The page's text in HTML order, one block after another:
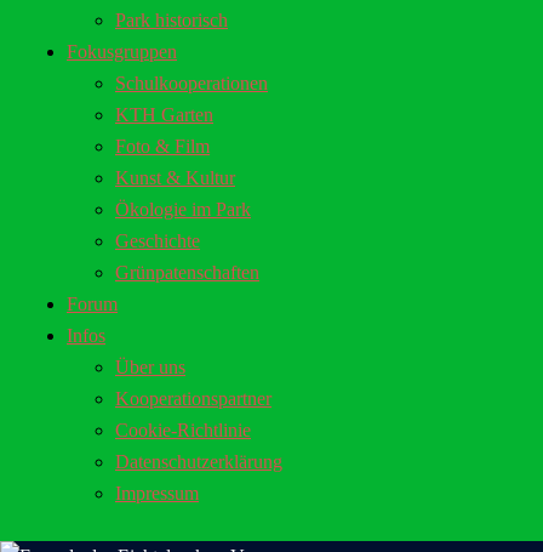
Park historisch
Fokusgruppen
Schulkooperationen
KTH Garten
Foto & Film
Kunst & Kultur
Ökologie im Park
Geschichte
Grünpatenschaften
Forum
Infos
Über uns
Kooperationspartner
Cookie-Richtlinie
Datenschutzerklärung
Impressum